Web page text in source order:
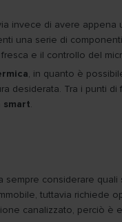
invece di avere
una serie di
e il controllo del
, in quanto è
Tra i punti di
smart.
considerare
tuttavia richiede
canalizzato, perciò è